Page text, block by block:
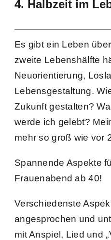
4. Halbzeit im
Es gibt ein Leben
zweite Lebenshälfte
Neuorientierung,
Lebensgestaltung.
Zukunft gestalten?
werde ich gelebt?
mehr so groß wie vor
Spannende Aspekte
Frauenabend ab 40!
Verschiedenste
angesprochen und
mit Anspiel, Lied und